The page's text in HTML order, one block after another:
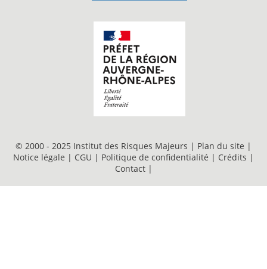
© 2000 - 2025 Institut des Risques Majeurs | Plan du site |
Notice légale | CGU | Politique de confidentialité | Crédits |
Contact |